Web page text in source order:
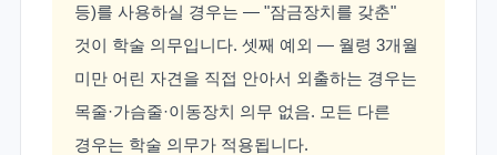
등)를 사용하실 경우는 — "잠금장치를 갖춘"
것이 학술 의무입니다. 셋째 예외 — 월령 3개월
미만 어린 자견을 직접 안아서 외출하는 경우는
목줄·가슴줄·이동장치 의무 없음. 모든 다른
경우는 학술 의무가 적용됩니다.